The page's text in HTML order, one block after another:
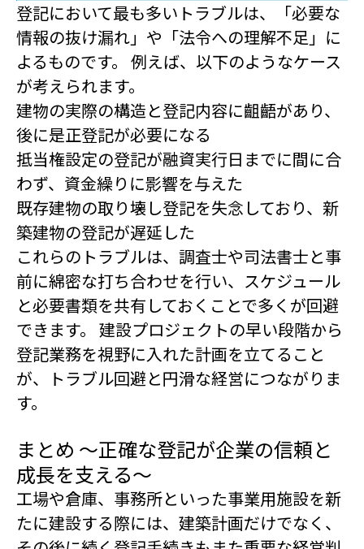
登記において最も多いトラブルは、「必要な
情報の抜け漏れ」や「法令への理解不足」に
よるものです。 例えば、以下のようなケース
が考えられます。
建物の実際の構造と登記内容に齟齬があり、
後に是正登記が必要になる
抵当権設定の登記が融資実行日までに間に合
わず、資金繰りに影響を与えた
既存建物の取り壊し登記を失念しており、新
築建物の登記が遅延した
これらのトラブルは、調査士や司法書士と事
前に綿密な打ち合わせを行い、スケジュール
と必要書類を共有しておくことで多くが回避
できます。 建設プロジェクトの早い段階から
登記業務を視野に入れた計画を立てること
が、トラブル回避と円滑な経営につながりま
す。
まとめ 〜正確な登記が企業の信頼と
成長を支える〜
工場や倉庫、事務所といった事業用施設を新
たに建設する際には、建築計画だけでなく、